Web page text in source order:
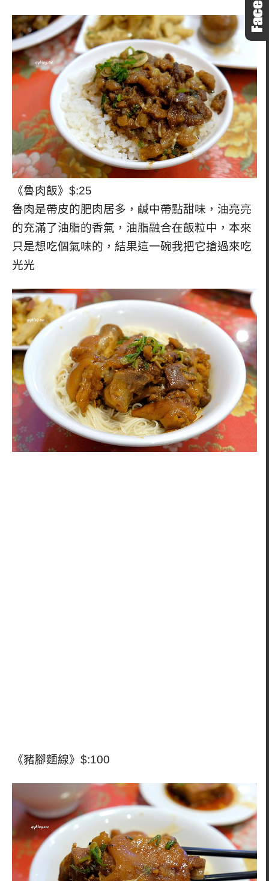
《魯肉飯》$:25
魯肉是帶皮的肥肉居多，鹹中帶點甜味，油亮亮
的充滿了油脂的香氣，油脂融合在飯粒中，本來
只是想吃個氣味的，結果這一碗我把它搶過來吃
光光
《豬腳麵線》$:100